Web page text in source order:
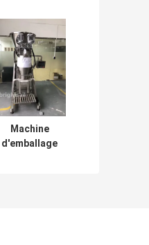
Machine
d'emballage